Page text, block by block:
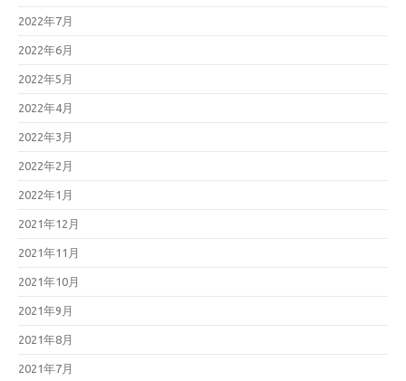
2022年7月
2022年6月
2022年5月
2022年4月
2022年3月
2022年2月
2022年1月
2021年12月
2021年11月
2021年10月
2021年9月
2021年8月
2021年7月